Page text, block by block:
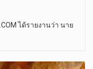
ได้รายงานว่า นาย